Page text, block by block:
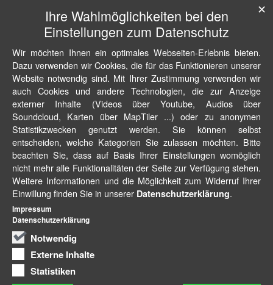
Ihre Wahlmöglichkeiten bei den
Einstellungen zum Datenschutz
Wir möchten Ihnen ein optimales Webseiten-Erlebnis bieten.
Dazu verwenden wir Cookies, die für das Funktionieren unserer
Website notwendig sind. Mit Ihrer Zustimmung verwenden wir
auch Cookies und andere Technologien, die zur Anzeige
externer Inhalte (Videos über Youtube, Audios über
Soundcloud, Karten über MapTiler ...) oder zu anonymen
Statistikzwecken genutzt werden. Sie können selbst
entscheiden, welche Kategorien Sie zulassen möchten. Bitte
beachten Sie, dass auf Basis Ihrer Einstellungen womöglich
nicht mehr alle Funktionalitäten der Seite zur Verfügung stehen.
Weitere Informationen und die Möglichkeit zum Widerruf Ihrer
Einwillung finden Sie in unserer Datenschutzerklärung.
Notwendig
Externe Inhalte
Statistiken
✕
Impressum
Datenschutzerklärung